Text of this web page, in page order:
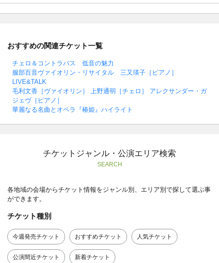
おすすめの関連チケット一覧
チェロ＆コントラバス 低音の魅力
服部百音ヴァイオリン・リサイタル 三又瑛子［ピアノ］
LIVE&TALK
毛利文香［ヴァイオリン］ 上野通明［チェロ］ アレクサンダー・ガ
ジェヴ［ピアノ］
華麗なる名曲とオペラ『椿姫』ハイライト
チケットジャンル・公演エリア検索
SEARCH
各地域の会場からチケット情報をジャンル別、エリア別で探して選ぶ事
ができます。
チケット種別
今週発売チケット おすすめチケット 人気チケット
公演間近チケット 新着チケット